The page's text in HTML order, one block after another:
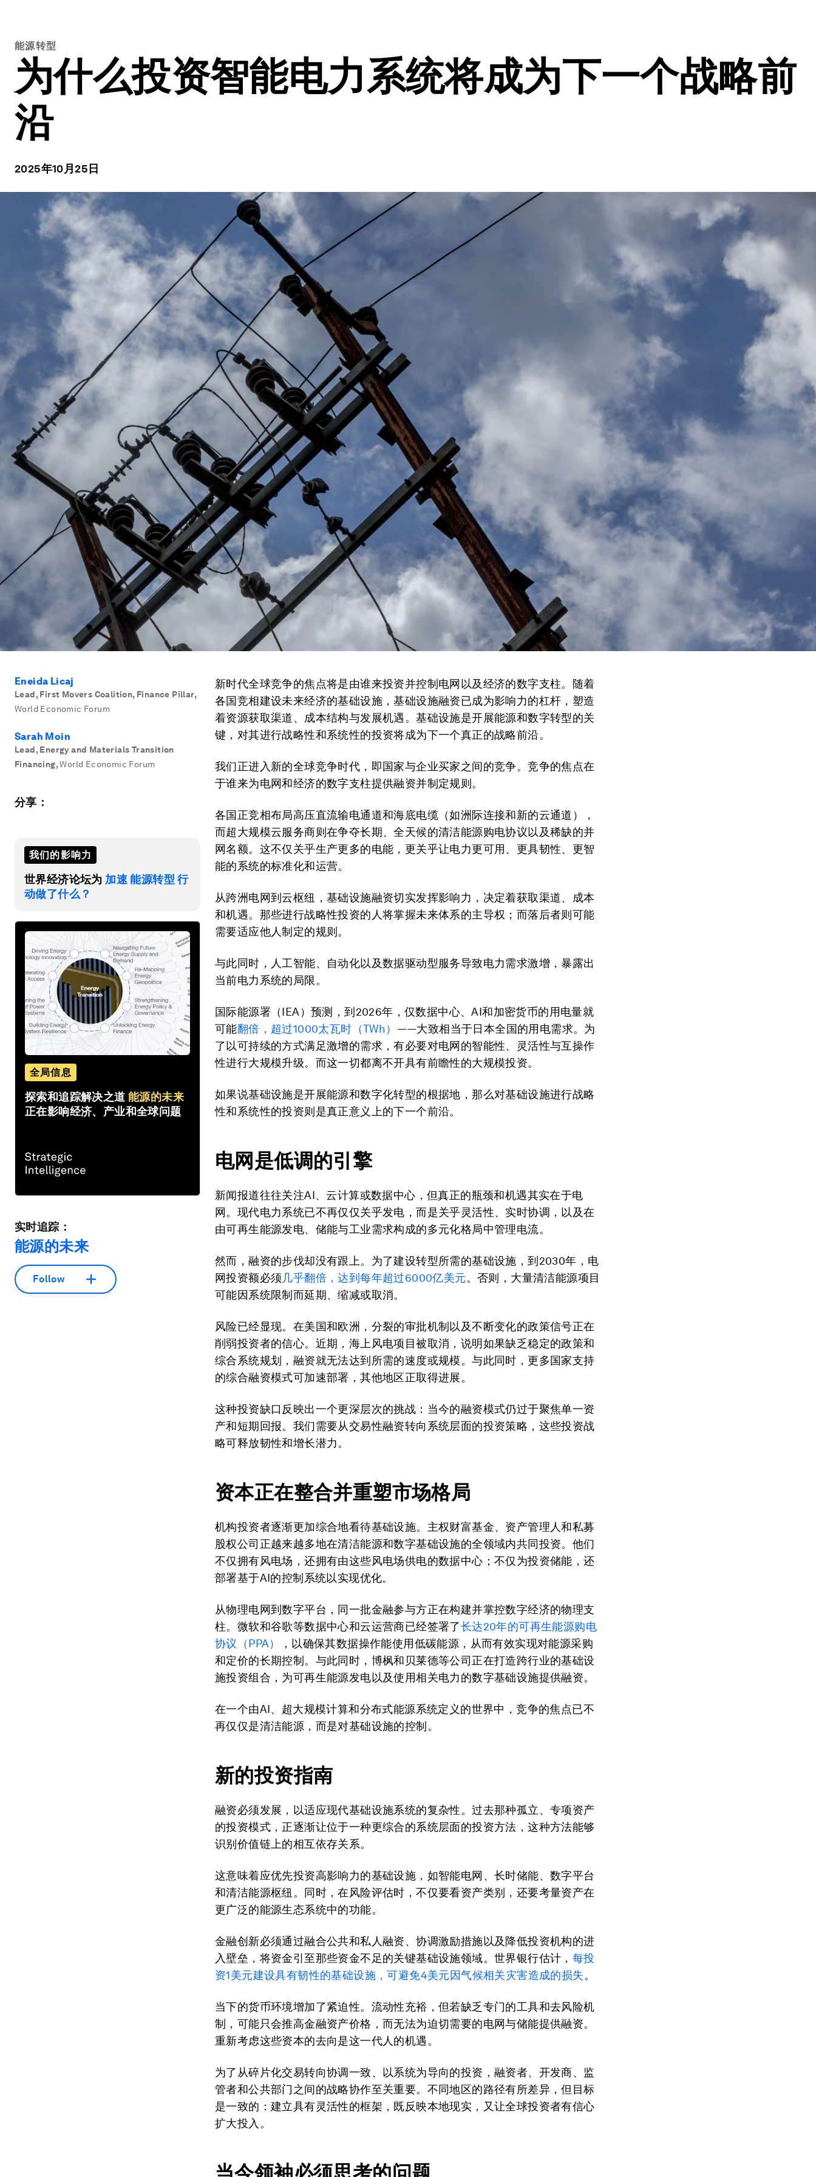
能源转型
为什么投资智能电力系统将成为下一个战略前
沿
2025年10月25日
Eneida Licaj
Lead, First Movers Coalition, Finance Pillar,
World Economic Forum
Sarah Moin
Lead, Energy and Materials Transition
Financing, World Economic Forum
分享：
我们的影响力
世界经济论坛为 加速 能源转型 行
动做了什么？
全局信息
探索和追踪解决之道 能源的未来
正在影响经济、产业和全球问题
实时追踪：
能源的未来
Follow
新时代全球竞争的焦点将是由谁来投资并控制电网 以及经济的数字支柱。 随着
各国竞相建设未来经济的基础设施，基础设施融资已成为影响力的杠杆，塑造
着资源获取渠道、成本结构与发展机遇。基础设施是开展能源和数字转型的关
键，对其进行战略性和系统性的投资将成为下一个真正的战略前沿。
我们正进入新的全球竞争时代，即国家与企业买家之间的竞争。竞争的焦点在
于谁来为电网和经济的数字支柱提供融资并制定规则。
各国正竞相布局高压直流输电通道和海底电缆（如洲际连接和新的云通道），
而超大规模云服务商则在争夺长期、全天候的清洁能源购电协议以及稀缺的并
网名额。这不仅关乎生产更多的电能，更关乎让电力更可用、更具韧性、更智
能的系统的标准化和运营。
从跨洲电网到云枢纽，基础设施融资切实发挥影响力，决定着获取渠道、成本
和机遇。那些进行战略性投资的人将掌握未来体系的主导权；而落后者则可能
需要适应他人制定的规则。
与此同时，人工智能、自动化以及数据驱动型服务导致电力需求激增，暴露出
当前电力系统的局限。
国际能源署（IEA）预测，到2026年，仅数据中心、AI和加密货币的用电量就
可能翻倍，超过1000太瓦时（TWh ） ——大致相当于日本全国的用电需求。为
了以可持续的方式满足激增的需求，有必要对电网的智能性、灵活性与互操作
性进行大规模升级。而这一切都离不开具有前瞻性的大规模投资。
如果说基础设施是开展能源和数字化转型的根据地，那么对基础设施进行战略
性和系统性的投资则是真正意义上的下一个前沿。
电网是低调的引擎
新闻报道往往关注AI、云计算或数据中心，但真正的瓶颈和机遇其实在于电
网。现代电力系统已不再仅仅关乎发电，而是关乎灵活性、实时协调，以及在
由可再生能源发电、储能与工业需求构成的多元化格局中管理电流。
然而，融资的步伐却没有跟上。为了建设转型所需的基础设施，到2030年，电
网投资额必须几乎翻倍，达到每年超过6000亿美元。否则，大量清洁能源项目
可能因系统限制而延期、缩减或取消。
风险已经显现。在美国和欧洲，分裂的审批机制以及不断变化的政策信号正在
削弱投资者的信心。近期，海上风电项目被取消，说明如果缺乏稳定的政策和
综合系统规划，融资就无法达到所需的速度或规模。与此同时，更多国家支持
的综合融资模式可加速部署，其他地区正取得进展。
这种投资缺口反映出一个更深层次的挑战：当今的融资模式仍过于聚焦单一资
产和短期回报。我们需要从交易性融资转向系统层面的投资策略，这些投资战
略可释放韧性和增长潜力。
资本正在整合并重塑市场格局
机构投资者逐渐更加综合地看待基础设施。主权财富基金、资产管理人和私募
股权公司正越来越多地在清洁能源和数字基础设施的全领域内共同投资。他们
不仅拥有风电场，还拥有由这些风电场供电的数据中心；不仅为投资储能，还
部署基于AI的控制系统以实现优化。
从物理电网到数字平台，同一批金融参与方正在构建并掌控数字经济的物理支
柱。微软和谷歌等数据中心和云运营商已经签署了长达20年的可再生能源购电
协议（PPA）
，以确保其数据操作能使用低碳能源，从而有效实现对能源采购
和定价的长期控制。与此同时，博枫和贝莱德等公司正在打造跨行业的基础设
施投资组合，为可再生能源发电以及使用相关电力的数字基础设施提供融资。
在一个由AI、超大规模计算和分布式能源系统定义的世界中，竞争的焦点已不
再仅仅是清洁能源，而是对基础设施的控制。
新的投资指南
融资必须发展，以适应现代基础设施系统的复杂性。过去那种孤立、专项资产
的投资模式，正逐渐让位于一种更综合的系统层面的投资方法，这种方法能够
识别价值链上的相互依存关系。
这意味着应优先投资高影响力的基础设施，如智能电网、长时储能、数字平台
和清洁能源枢纽。同时，在风险评估时，不仅要看资产类别，还要考量资产在
更广泛的能源生态系统中的功能。
金融创新必须通过融合公共和私人融资、协调激励措施以及降低投资机构的进
入壁垒，将资金引至那些资金不足的关键基础设施领域。世界银行估计， 每投
资1美元建设具有韧性的基础设施，可避免4美元因气候相关灾害造成的损失。
当下的货币环境增加了紧迫性。流动性充裕，但若缺乏专门的工具和去风险机
制，可能只会推高金融资产价格，而无法为迫切需要的电网与储能提供融资。
重新考虑这些资本的去向是这一代人的机遇。
为了从碎片化交易转向协调一致、以系统为导向的投资，融资者、开发商、监
管者和公共部门之间的战略协作至关重要。不同地区的路径有所差异，但目标
是一致的：建立具有灵活性的框架，既反映本地现实，又让全球投资者有信心
扩大投入。